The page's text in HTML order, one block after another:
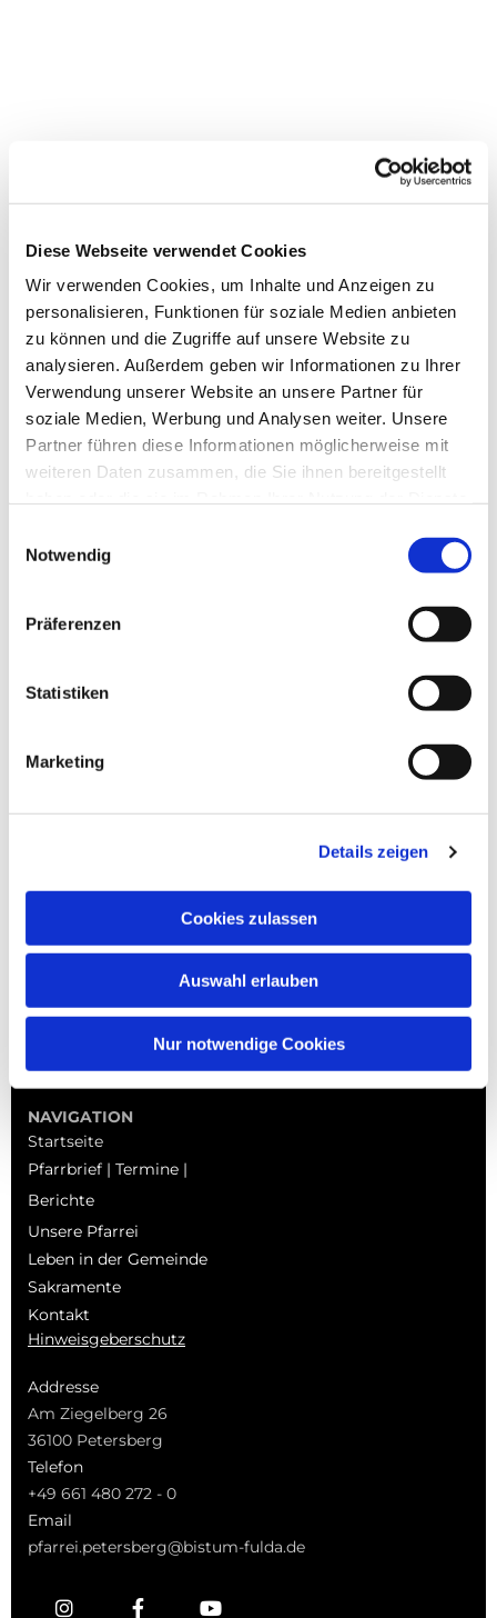
Diese Webseite verwendet Cookies
Wir verwenden Cookies, um Inhalte und Anzeigen zu
personalisieren, Funktionen für soziale Medien anbieten
zu können und die Zugriffe auf unsere Website zu
analysieren. Außerdem geben wir Informationen zu Ihrer
Verwendung unserer Website an unsere Partner für
soziale Medien, Werbung und Analysen weiter. Unsere
Partner führen diese Informationen möglicherweise mit
weiteren Daten zusammen, die Sie ihnen bereitgestellt
Notwendig
Präferenzen
Statistiken
Marketing
Details zeigen
Cookies zulassen
Auswahl erlauben
Nur notwendige Cookies
Dies könnte Sie auch
interessieren
NAVIGATION
Startseite
Pfarrbrief | Termine |
Berichte
Unsere Pfarrei
Leben in der Gemeinde
Sakramente
Kontakt
Hinweisgeberschutz
Addresse
Am Ziegelberg 26
36100 Petersberg
Telefon
+49 661 480 272 - 0
Email
pfarrei.petersberg@bistum-fulda.de